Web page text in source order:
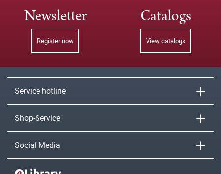
Newsletter
Register now
Catalogs
View catalogs
Service hotline
Shop-Service
Social Media